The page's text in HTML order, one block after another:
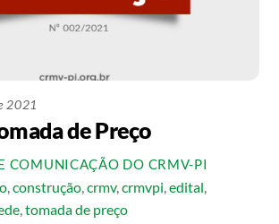
2021
de Preço
COMUNICAÇÃO DO CRMV-PI
,construção,crmv,crmvpi,edital,
,tomada de preço